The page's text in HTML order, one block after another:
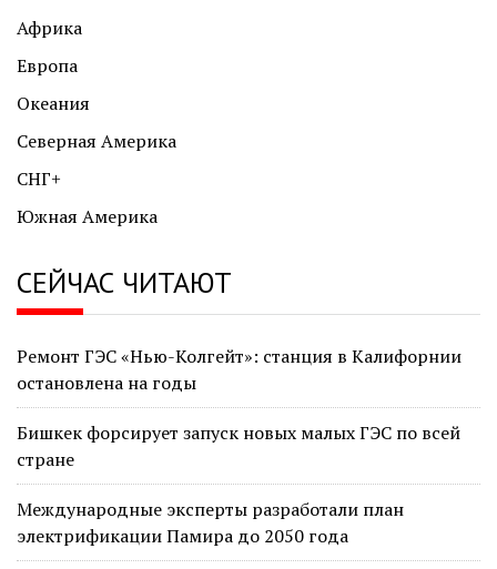
Африка
Европа
Океания
Северная Америка
СНГ+
Южная Америка
СЕЙЧАС ЧИТАЮТ
Ремонт ГЭС «Нью-Колгейт»: станция в Калифорнии
остановлена на годы
Бишкек форсирует запуск новых малых ГЭС по всей
стране
Международные эксперты разработали план
электрификации Памира до 2050 года